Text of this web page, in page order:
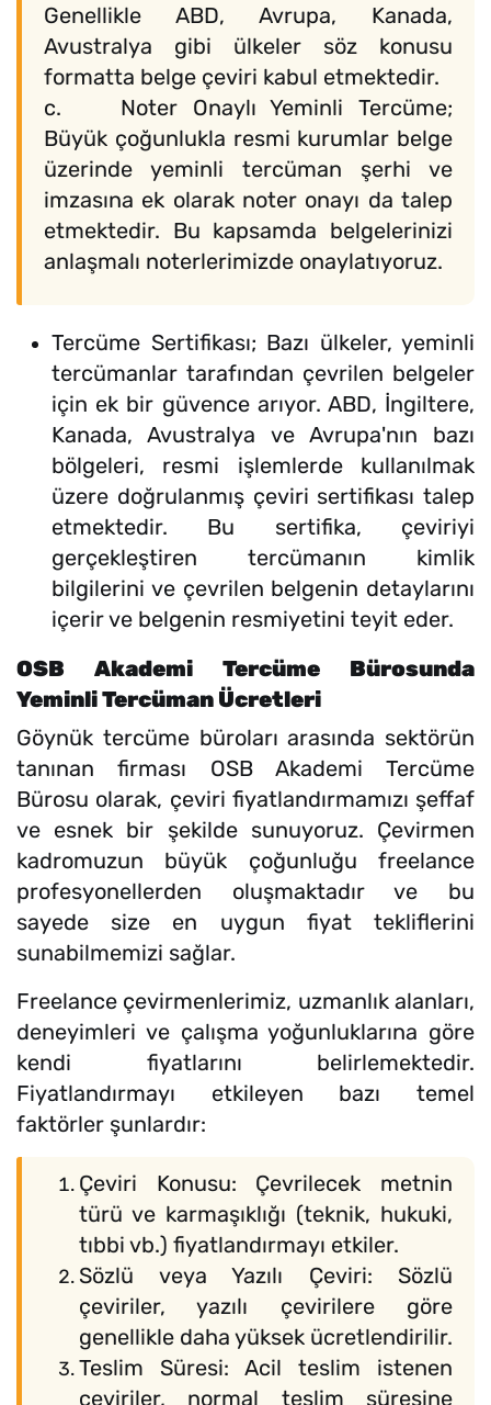
Genellikle ABD, Avrupa, Kanada,
Avustralya gibi ülkeler söz konusu
formatta belge çeviri kabul etmektedir.
c. Noter Onaylı Yeminli Tercüme;
Büyük çoğunlukla resmi kurumlar belge
üzerinde yeminli tercüman şerhi ve
imzasına ek olarak noter onayı da talep
etmektedir. Bu kapsamda belgelerinizi
anlaşmalı noterlerimizde onaylatıyoruz.
Tercüme Sertifikası; Bazı ülkeler, yeminli
tercümanlar tarafından çevrilen belgeler
için ek bir güvence arıyor. ABD, İngiltere,
Kanada, Avustralya ve Avrupa'nın bazı
bölgeleri, resmi işlemlerde kullanılmak
üzere doğrulanmış çeviri sertifikası talep
etmektedir. Bu sertifika, çeviriyi
gerçekleştiren tercümanın kimlik
bilgilerini ve çevrilen belgenin detaylarını
içerir ve belgenin resmiyetini teyit eder.
OSB Akademi Tercüme Bürosunda
Yeminli Tercüman Ücretleri
Göynük tercüme büroları arasında sektörün
tanınan firması OSB Akademi Tercüme
Bürosu olarak, çeviri fiyatlandırmamızı şeffaf
ve esnek bir şekilde sunuyoruz. Çevirmen
kadromuzun büyük çoğunluğu freelance
profesyonellerden oluşmaktadır ve bu
sayede size en uygun fiyat tekliflerini
sunabilmemizi sağlar.
Freelance çevirmenlerimiz, uzmanlık alanları,
deneyimleri ve çalışma yoğunluklarına göre
kendi fiyatlarını belirlemektedir.
Fiyatlandırmayı etkileyen bazı temel
faktörler şunlardır:
Çeviri Konusu: Çevrilecek metnin
türü ve karmaşıklığı (teknik, hukuki,
tıbbi vb.) fiyatlandırmayı etkiler.
Sözlü veya Yazılı Çeviri: Sözlü
çeviriler, yazılı çevirilere göre
genellikle daha yüksek ücretlendirilir.
Teslim Süresi: Acil teslim istenen
çeviriler, normal teslim süresine